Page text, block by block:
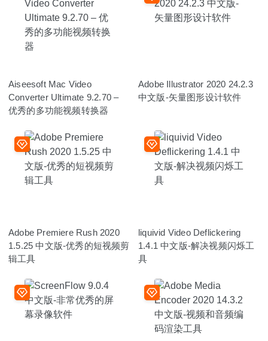
Aiseesoft Mac Video
Converter Ultimate 9.2.70 –
优秀的多功能视频转换器
Adobe Illustrator 2020 24.2.3
中文版-矢量图形设计软件
Adobe Premiere Rush 2020
1.5.25 中文版-优秀的短视频剪
辑工具
liquivid Video Deflickering
1.4.1 中文版-解决视频闪烁工
具